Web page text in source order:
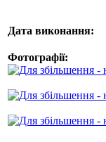
Дата виконання:
Фотографії: